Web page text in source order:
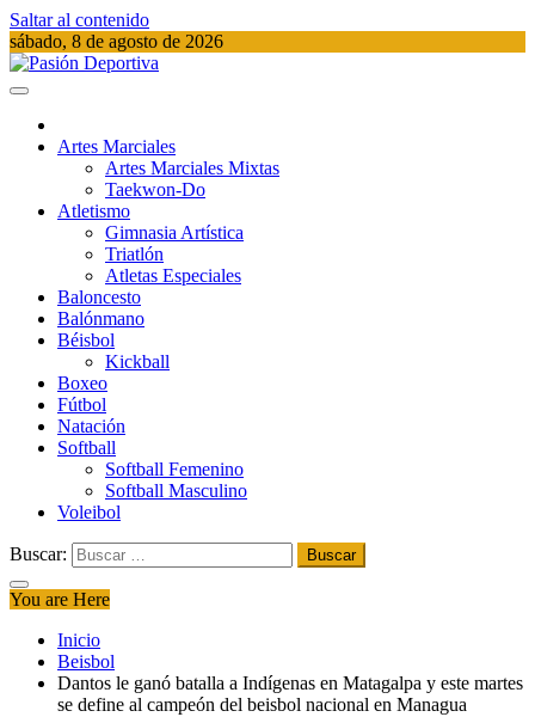
Saltar al contenido
sábado, 8 de agosto de 2026
Artes Marciales
Artes Marciales Mixtas
Taekwon-Do
Atletismo
Gimnasia Artística
Triatlón​
Atletas Especiales
Baloncesto
Balónmano
Béisbol
Kickball​
Boxeo
Fútbol
Natación​
Softball​
Softball​ Femenino
Softball​ Masculino
Voleibol​
Buscar:
You are Here
Inicio
Beisbol
Dantos le ganó batalla a Indígenas en Matagalpa y este martes
se define al campeón del beisbol nacional en Managua